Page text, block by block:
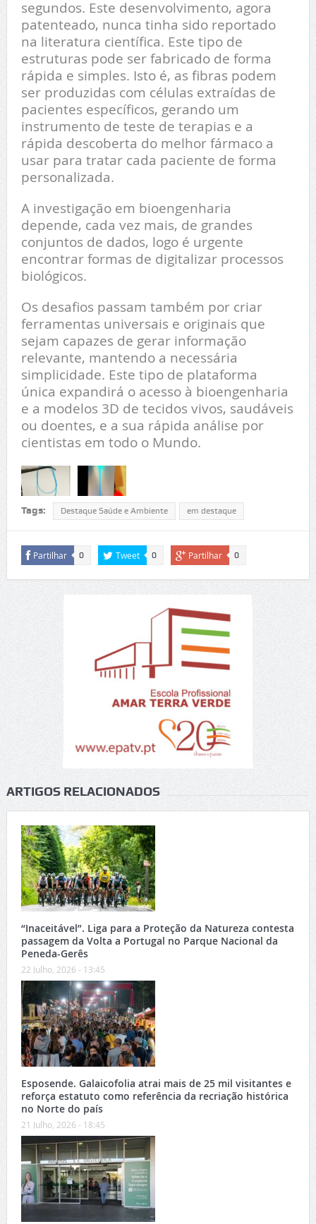
segundos. Este desenvolvimento, agora
patenteado, nunca tinha sido reportado
na literatura científica. Este tipo de
estruturas pode ser fabricado de forma
rápida e simples. Isto é, as fibras podem
ser produzidas com células extraídas de
pacientes específicos, gerando um
instrumento de teste de terapias e a
rápida descoberta do melhor fármaco a
usar para tratar cada paciente de forma
personalizada.
A investigação em bioengenharia
depende, cada vez mais, de grandes
conjuntos de dados, logo é urgente
encontrar formas de digitalizar processos
biológicos.
Os desafios passam também por criar
ferramentas universais e originais que
sejam capazes de gerar informação
relevante, mantendo a necessária
simplicidade. Este tipo de plataforma
única expandirá o acesso à bioengenharia
e a modelos 3D de tecidos vivos, saudáveis
ou doentes, e a sua rápida análise por
cientistas em todo o Mundo.
Tags: Destaque Saúde e Ambiente em destaque
Partilhar 0 Tweet 0 Partilhar 0
ARTIGOS RELACIONADOS
“Inaceitável”. Liga para a Proteção da Natureza contesta
passagem da Volta a Portugal no Parque Nacional da
Peneda-Gerês
22 Julho, 2026 - 13:45
Esposende. Galaicofolia atrai mais de 25 mil visitantes e
reforça estatuto como referência da recriação histórica
no Norte do país
21 Julho, 2026 - 18:45